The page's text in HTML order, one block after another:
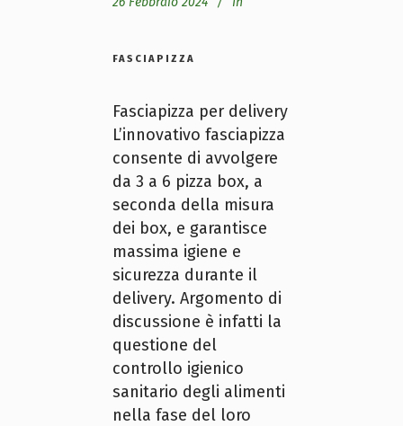
FASCIAPIZZA
Fasciapizza per delivery
L’innovativo fasciapizza
consente di avvolgere
da 3 a 6 pizza box, a
seconda della misura
dei box, e garantisce
massima igiene e
sicurezza durante il
delivery. Argomento di
discussione è infatti la
questione del
controllo igienico
sanitario degli alimenti
nella fase del loro